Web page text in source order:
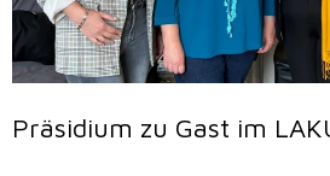
Präsidium zu Gast im